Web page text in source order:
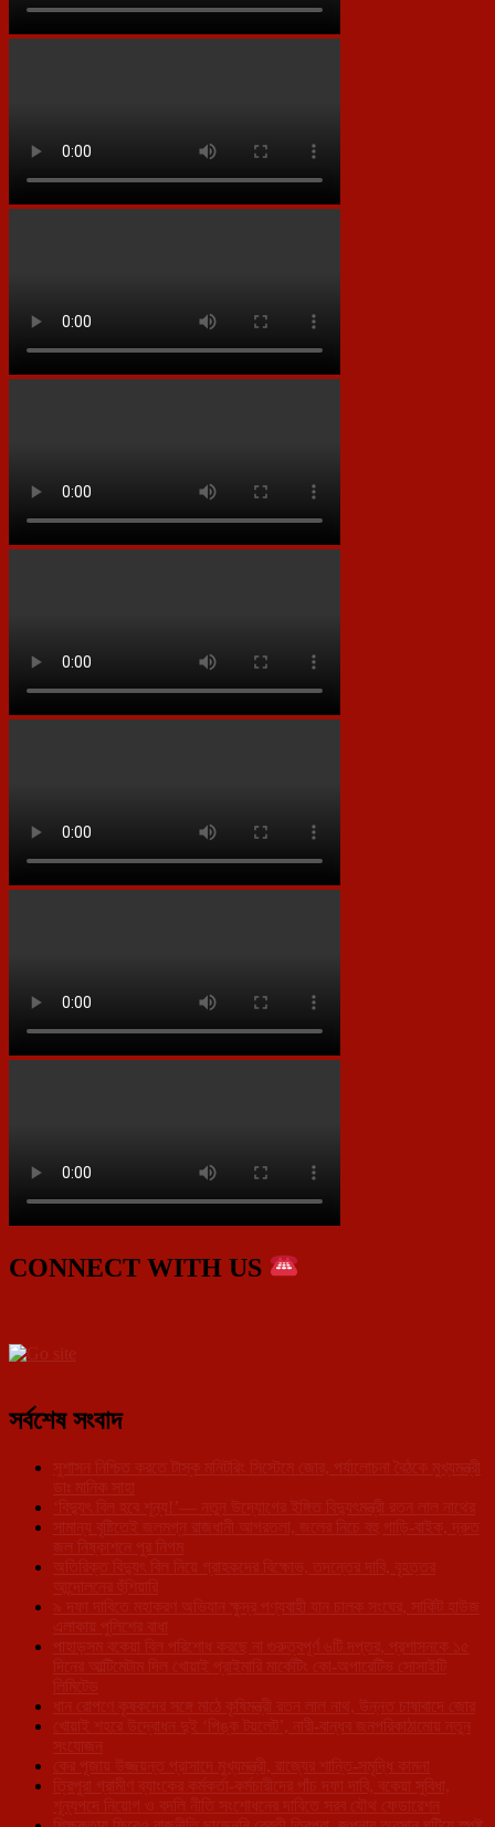
CONNECT WITH US
সর্বশেষ সংবাদ
সুশাসন নিশ্চিত করতে টাস্ক মনিটরিং সিস্টেমে জোর, পর্যালোচনা বৈঠকে মুখ্যমন্ত্রী
ডাঃ মানিক সাহা
‘বিদ্যুৎ বিল হবে শূন্য!’— নতুন উদ্যোগের ইঙ্গিত বিদ্যুৎমন্ত্রী রতন লাল নাথের
সামান্য বৃষ্টিতেই জলমগ্ন রাজধানী আগরতলা, জলের নিচে বহু গাড়ি-বাইক, দ্রুত
জল নিষ্কাশনে পুর নিগম
অতিরিক্ত বিদ্যুৎ বিল নিয়ে গ্রাহকদের বিক্ষোভ, তদন্তের দাবি, বৃহত্তর
আন্দোলনের হুঁশিয়ারি
৯ দফা দাবিতে মহাকরণ অভিযান ক্ষুদ্র পণ্যবাহী যান চালক সংঘের, সার্কিট হাউজ
এলাকায় পুলিশের বাধা
পাহাড়সম বকেয়া বিল পরিশোধ করছে না গুরুত্বপূর্ণ ৬টি দপ্তর, প্রশাসনকে ১৫
দিনের আল্টিমেটাম দিল খোয়াই প্রাইমারি মার্কেটিং কো-অপারেটিভ সোসাইটি
লিমিটেড
ধান রোপণে কৃষকদের সঙ্গে মাঠে কৃষিমন্ত্রী রতন লাল নাথ, উন্নত চাষাবাদে জোর
খোয়াই শহরে উদ্বোধন দুই ‘পিঙ্ক টয়লেট’, নারী-বান্ধব জনপরিকাঠামোয় নতুন
সংযোজন
কের পূজায় উজ্জয়ন্ত প্রাসাদে মুখ্যমন্ত্রী, রাজ্যের শান্তি-সমৃদ্ধি কামনা
ত্রিপুরা গ্রামীণ ব্যাংকের কর্মকর্তা-কর্মচারীদের পাঁচ দফা দাবি, বকেয়া সুবিধা,
শূন্যপদে নিয়োগ ও বদলি নীতি সংশোধনের দাবিতে সরব যৌথ ফেডারেশন